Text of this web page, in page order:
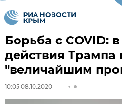
Борьба с COVID:
действия Трампа
"величайшим
10:05 08.10.2020